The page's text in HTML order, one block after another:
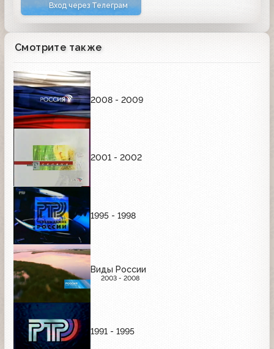
Вход через Телеграм
Смотрите также
2008 - 2009
2001 - 2002
1995 - 1998
Виды России
2003 - 2008
1991 - 1995